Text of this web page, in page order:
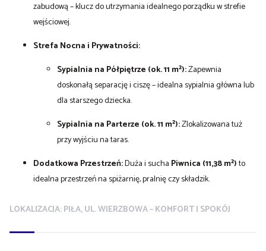
zabudową – klucz do utrzymania idealnego porządku w strefie
wejściowej.
Strefa Nocna i Prywatności:
Sypialnia na Półpiętrze (ok. 11 m²):Zapewnia
doskonałą separację i ciszę – idealna sypialnia główna lub
dla starszego dziecka.
Sypialnia na Parterze (ok. 11 m²):Zlokalizowana tuż
przy wyjściu na taras.
Dodatkowa Przestrzeń:Duża i sucha Piwnica (11,38 m²)to
idealna przestrzeń na spiżarnię, pralnię czy składzik.
LOKALIZACJA: PIŁA, UL. WIERZBOWA – KOMFORT I SPOKÓJ